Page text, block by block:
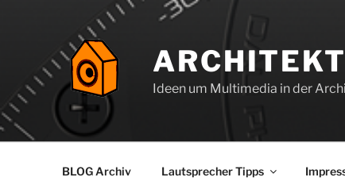
Ideen um Multimedia in der
BLOG Archiv Lautsprecher Tipps